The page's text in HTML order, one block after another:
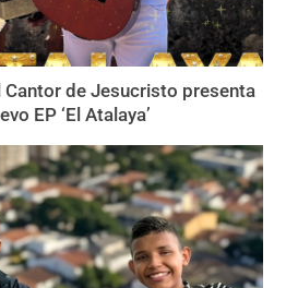
Cantor de Jesucristo presenta
EP ‘El Atalaya’